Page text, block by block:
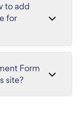
to add
for
Form
site?